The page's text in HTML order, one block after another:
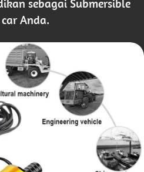
sebagai Submersible
Anda.